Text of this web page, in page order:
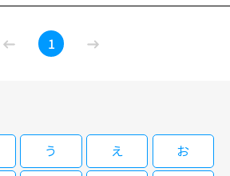
レディオヘッド：ロック・レジェン
12:00
1
う え
お